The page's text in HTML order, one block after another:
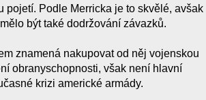
pojetí. Podle Merricka je to skvělé, avšak
být také dodržování závazků.
znamená nakupovat od něj vojenskou
obranyschopnosti, však není hlavní
krizi americké armády.